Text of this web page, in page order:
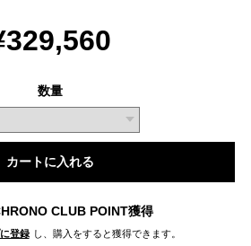
数量
カートに入れる
CLUB POINT獲得
登録 し、購入をすると獲得できます。